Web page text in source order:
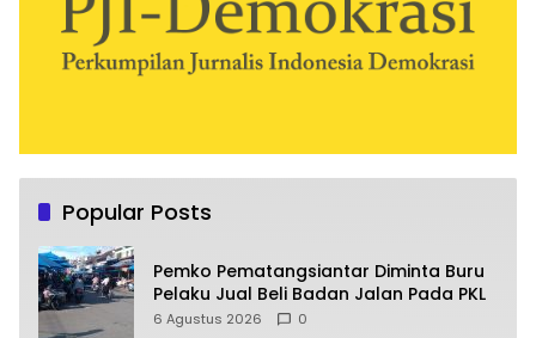
Popular Posts
Pemko Pematangsiantar Diminta Buru
Pelaku Jual Beli Badan Jalan Pada PKL
6 Agustus 2026 0